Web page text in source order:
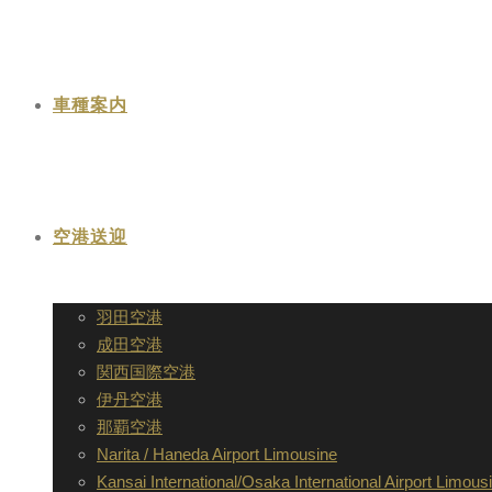
車種案内
空港送迎
羽田空港
成田空港
関西国際空港
伊丹空港
那覇空港
Narita / Haneda Airport Limousine
Kansai International/Osaka International Airport